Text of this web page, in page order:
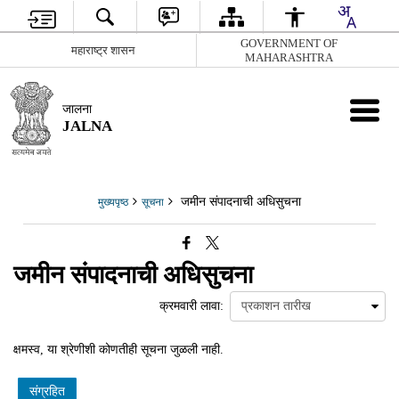
महाराष्ट्र शासन
GOVERNMENT OF
MAHARASHTRA
जालना
JALNA
मुख्यपृष्ठ सूचना जमीन संपादनाची अधिसुचना
जमीन संपादनाची अधिसुचना
क्रमवारी लावा:
क्षमस्व, या श्रेणीशी कोणतीही सूचना जुळली नाही.
संग्रहित